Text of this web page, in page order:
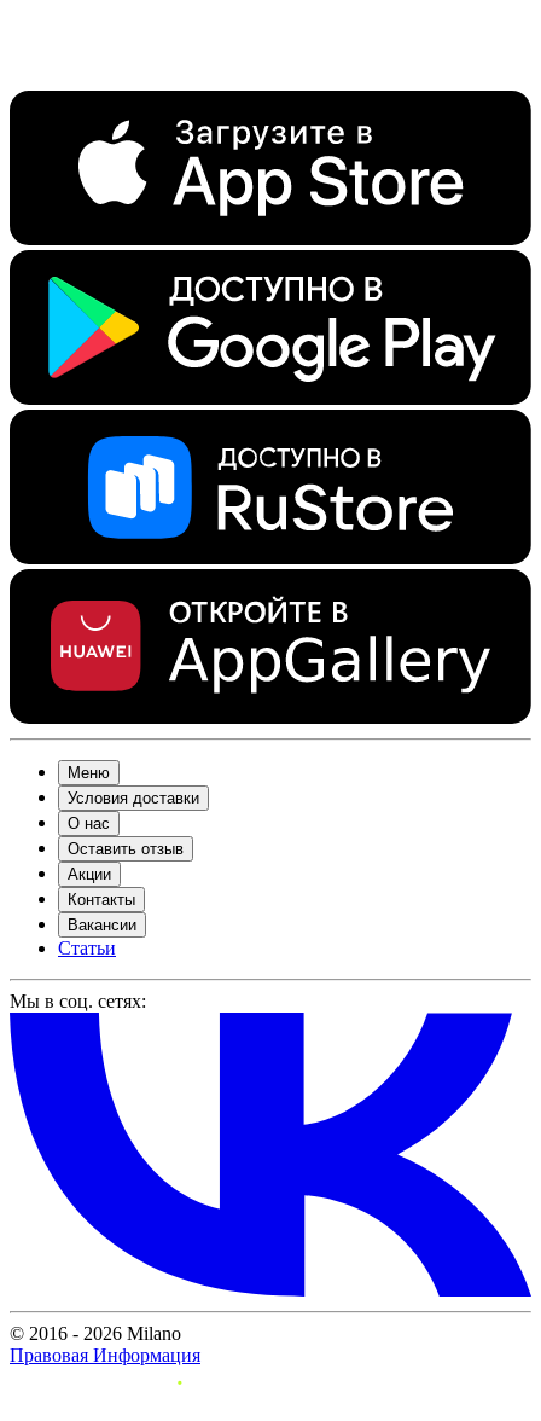
Меню
Условия доставки
О нас
Оставить отзыв
Акции
Контакты
Вакансии
Статьи
Мы в соц. сетях:
© 2016 - 2026 Milano
Правовая Информация